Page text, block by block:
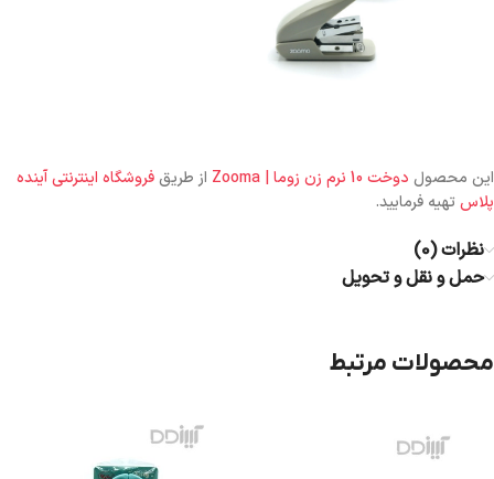
این محصول دوخت 10 نرم زن زوما | Zooma از طریقفروشگاه اینترنتی آینده
پلاستهیه فرمایید.
نظرات (0)
حمل و نقل و تحویل
محصولات مرتبط